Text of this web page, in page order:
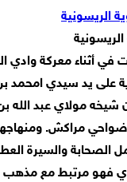
في أثناء معركة وادي
1578 ميلادية على يد سيدي
عام 1609 بإذن شيخه مولاي
مراكش.
الصحابة والسيرة
فهو مرتبط مع مذهب